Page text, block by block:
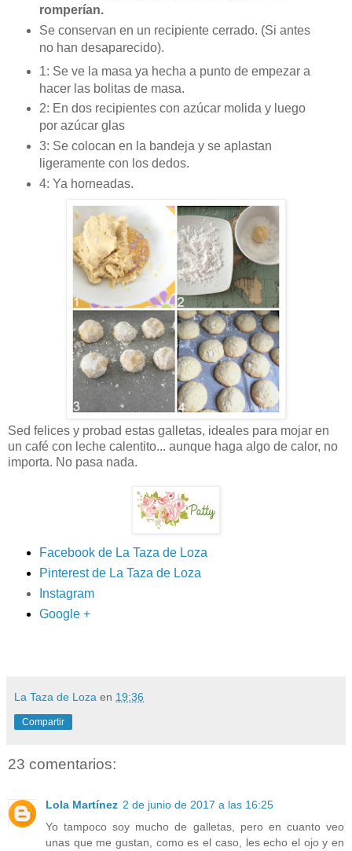
romperían.
Se conservan en un recipiente cerrado. (Si antes
no han desaparecido).
1: Se ve la masa ya hecha a punto de empezar a
hacer las bolitas de masa.
2: En dos recipientes con azúcar molida y luego
por azúcar glas
3: Se colocan en la bandeja y se aplastan
ligeramente con los dedos.
4: Ya horneadas.
Sed felices y probad estas galletas, ideales para mojar en
un café con leche calentito... aunque haga algo de calor, no
importa. No pasa nada.
Facebook de La Taza de Loza
Pinterest de La Taza de Loza
Instagram
Google +
La Taza de Loza en 19:36
Compartir
23 comentarios:
Lola Martínez 2 de junio de 2017 a las 16:25
Yo tampoco soy mucho de galletas, pero en cuanto veo
unas que me gustan, como es el caso, les echo el ojo y en